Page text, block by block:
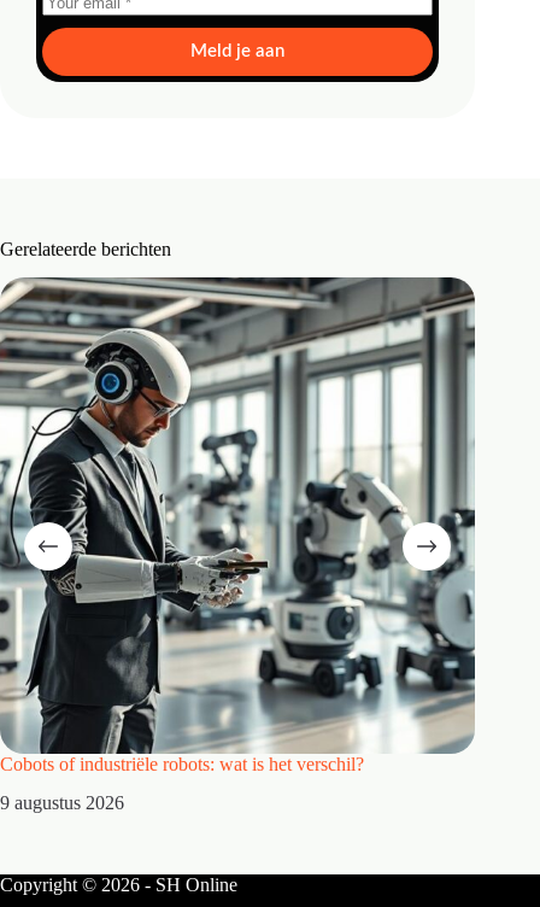
Meld je aan
Gerelateerde berichten
Cobots of industriële robots: wat is het verschil?
9 augustus 2026
Copyright © 2026 - SH Online